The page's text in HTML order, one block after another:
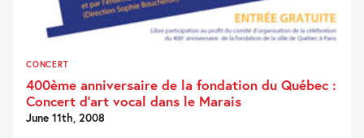
CONCERT
400ème anniversaire de la fondation du Québec :
Concert d’art vocal dans le Marais
June 11th, 2008